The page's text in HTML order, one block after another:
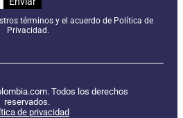
términos y el acuerdo de Política de
Privacidad.
Todos los derechos
reservados.
de privacidad